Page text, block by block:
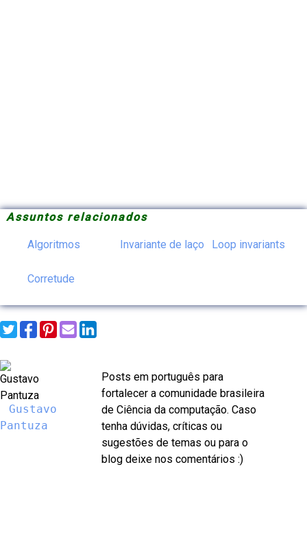
Assuntos relacionados
Algoritmos Invariante de laço Loop invariants
Corretude
Gustavo
Pantuza
Posts em português para
fortalecer a comunidade brasileira
de Ciência da computação. Caso
tenha dúvidas, críticas ou
sugestões de temas ou para o
blog deixe nos comentários :)